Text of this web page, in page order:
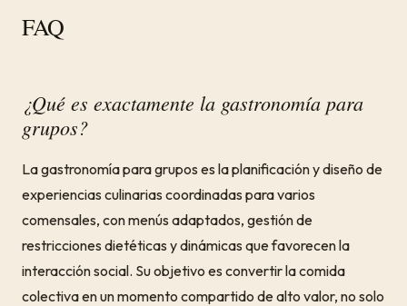
FAQ
¿Qué es exactamente la gastronomía para
grupos?
La gastronomía para grupos es la planificación y diseño de
experiencias culinarias coordinadas para varios
comensales, con menús adaptados, gestión de
restricciones dietéticas y dinámicas que favorecen la
interacción social. Su objetivo es convertir la comida
colectiva en un momento compartido de alto valor, no solo